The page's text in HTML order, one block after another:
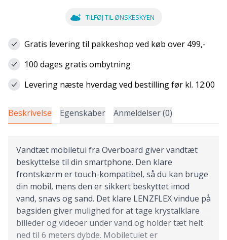
TILFØJ TIL ØNSKESKYEN
Gratis levering til pakkeshop ved køb over 499,-
100 dages gratis ombytning
Levering næste hverdag ved bestilling før kl. 12:00
Beskrivelse Egenskaber Anmeldelser (0)
Vandtæt mobiletui fra Overboard giver vandtæt
beskyttelse til din smartphone. Den klare
frontskærm er touch-kompatibel, så du kan bruge
din mobil, mens den er sikkert beskyttet imod
vand, snavs og sand. Det klare LENZFLEX vindue på
bagsiden giver mulighed for at tage krystalklare
billeder og videoer under vand og holder tæt helt
ned til 6 meters dybde. Mobiletuiet er